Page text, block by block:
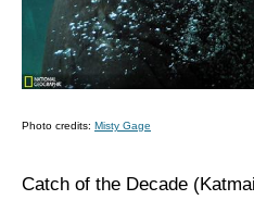
Photo credits: Misty Gage
Catch of the Decade